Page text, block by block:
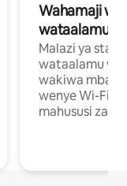
Wahamaji
wataalamu
Malazi ya
wataalamu
wakiwa mbali
wenye Wi-Fi
mahususi za